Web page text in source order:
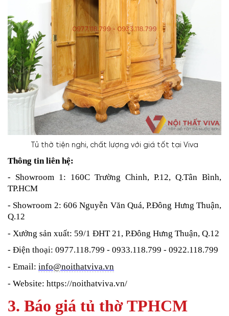
Tủ thờ tiện nghi, chất lượng với giá tốt tại Viva
Thông tin liên hệ:
- Showroom 1: 160C Trường Chinh, P.12, Q.Tân Bình,
TP.HCM
- Showroom 2: 606 Nguyễn Văn Quá, P.Đông Hưng Thuận,
Q.12
- Xưởng sản xuất: 59/1 ĐHT 21, P.Đông Hưng Thuận, Q.12
- Điện thoại: 0977.118.799 - 0933.118.799 - 0922.118.799
- Email: info@noithatviva.vn
- Website: https://noithatviva.vn/
3. Báo giá tủ thờ TPHCM